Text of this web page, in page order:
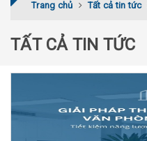
Trang chủ Tất cả tin tức
TẤT CẢ TIN TỨC